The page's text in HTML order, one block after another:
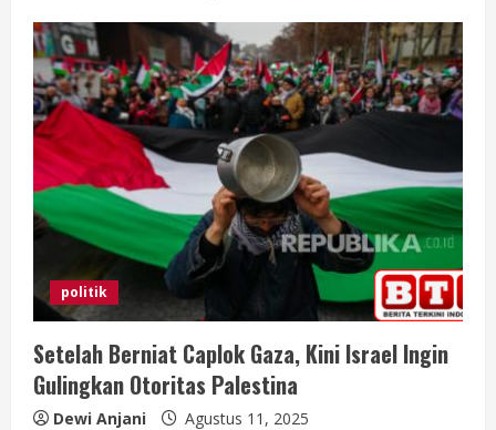
politik
Setelah Berniat Caplok Gaza, Kini Israel Ingin
Gulingkan Otoritas Palestina
Dewi Anjani Agustus 11, 2025